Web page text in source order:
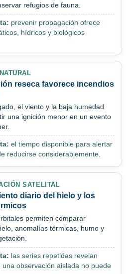
refugios de fauna.
prevenir propagación ofrece
hídricos y biológicos
reseca favorece incendios
el viento y la baja humedad
una ignición menor en un evento
el tiempo disponible para alertar
reducirse considerablemente.
SATELITAL
diario del hielo y los
permiten comparar
anomalías térmicas, humo y
las series repetidas revelan
una observación aislada no puede